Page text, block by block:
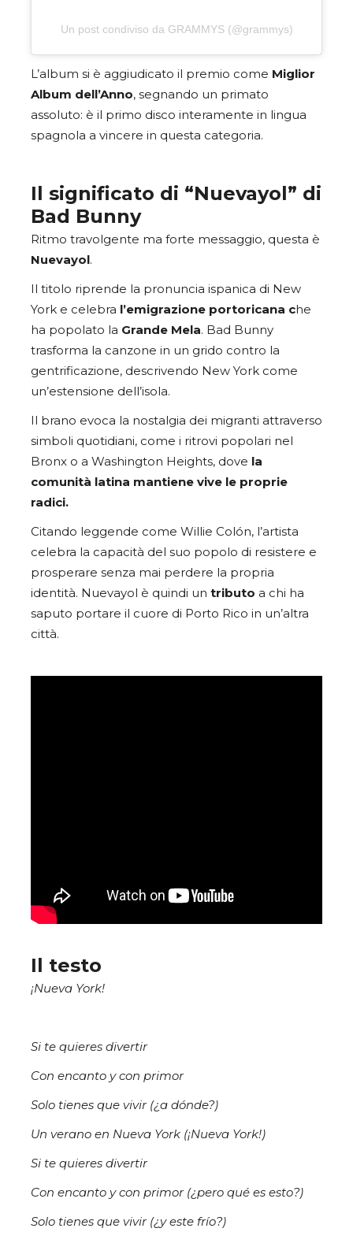
Un post condiviso da GRAMMYS (@grammys)
L’album si è aggiudicato il premio come Miglior
Album dell’Anno, segnando un primato
assoluto: è il primo disco interamente in lingua
spagnola a vincere in questa categoria.
Il significato di “Nuevayol” di
Bad Bunny
Ritmo travolgente ma forte messaggio, questa è
Nuevayol.
Il titolo riprende la pronuncia ispanica di New
York e celebra l’emigrazione portoricana che
ha popolato la Grande Mela. Bad Bunny
trasforma la canzone in un grido contro la
gentrificazione, descrivendo New York come
un’estensione dell’isola.
Il brano evoca la nostalgia dei migranti attraverso
simboli quotidiani, come i ritrovi popolari nel
Bronx o a Washington Heights, dove la
comunità latina mantiene vive le proprie
radici.
Citando leggende come Willie Colón, l’artista
celebra la capacità del suo popolo di resistere e
prosperare senza mai perdere la propria
identità. Nuevayol è quindi un tributo a chi ha
saputo portare il cuore di Porto Rico in un’altra
città.
Il testo
¡Nueva York!
Si te quieres divertir
Con encanto y con primor
Solo tienes que vivir (¿a dónde?)
Un verano en Nueva York (¡Nueva York!)
Si te quieres divertir
Con encanto y con primor (¿pero qué es esto?)
Solo tienes que vivir (¿y este frío?)